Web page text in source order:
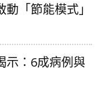
「節能模式」
示：6成病例與